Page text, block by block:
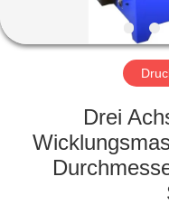
FABRIK-
AUSFLUG
Drei